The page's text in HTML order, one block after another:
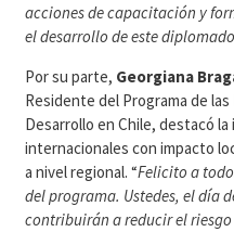
acciones de capacitación y
el desarrollo de este diplomado
Por su parte, Georgiana
Residente del Programa de
Desarrollo en Chile, destacó
internacionales con impacto
a nivel regional. “Felicito a
del programa. Ustedes, el día
contribuirán a reducir el